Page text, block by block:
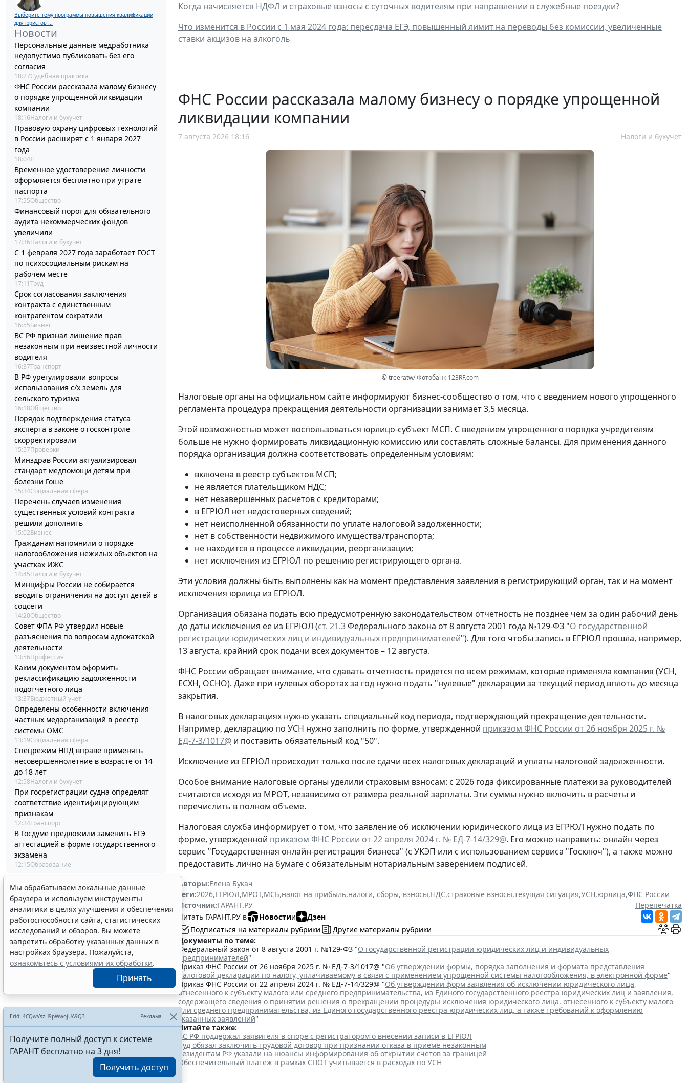
Выберите тему программы повышения квалификации
для юристов ...
Новости
Персональные данные медработника
недопустимо публиковать без его
согласия
18:27Судебная практика
ФНС России рассказала малому бизнесу
о порядке упрощенной ликвидации
компании
18:16Налоги и бухучет
Правовую охрану цифровых технологий
в России расширят с 1 января 2027
года
18:04IT
Временное удостоверение личности
оформляется бесплатно при утрате
паспорта
17:55Общество
Финансовый порог для обязательного
аудита некоммерческих фондов
увеличили
17:36Налоги и бухучет
С 1 февраля 2027 года заработает ГОСТ
по психосоциальным рискам на
рабочем месте
17:11Труд
Срок согласования заключения
контракта с единственным
контрагентом сократили
16:55Бизнес
ВС РФ признал лишение прав
незаконным при неизвестной личности
водителя
16:37Транспорт
В РФ урегулировали вопросы
использования с/х земель для
сельского туризма
16:18Общество
Порядок подтверждения статуса
эксперта в законе о госконтроле
скорректировали
15:57Проверки
Минздрав России актуализировал
стандарт медпомощи детям при
болезни Гоше
15:34Социальная сфера
Перечень случаев изменения
существенных условий контракта
решили дополнить
15:02Бизнес
Гражданам напомнили о порядке
налогообложения нежилых объектов на
участках ИЖС
14:45Налоги и бухучет
Минцифры России не собирается
вводить ограничения на доступ детей в
соцсети
14:20Общество
Совет ФПА РФ утвердил новые
разъяснения по вопросам адвокатской
деятельности
13:56Профессия
Каким документом оформить
реклассификацию задолженности
подотчетного лица
13:37Бюджетный учет
Определены особенности включения
частных медорганизаций в реестр
системы ОМС
13:19Социальная сфера
Спецрежим НПД вправе применять
несовершеннолетние в возрасте от 14
до 18 лет
12:58Налоги и бухучет
При госрегистрации судна определят
соответствие идентифицирующим
признакам
12:34Транспорт
В Госдуме предложили заменить ЕГЭ
аттестацией в форме государственного
экзамена
12:15Образование
Когда начисляется НДФЛ и страховые взносы с суточных водителям при направлении в служебные поездки?
Что изменится в России с 1 мая 2024 года: пересдача ЕГЭ, повышенный лимит на переводы без комиссии, увеличенные
ставки акцизов на алкоголь
ФНС России рассказала малому бизнесу о порядке упрощенной
ликвидации компании
7 августа 2026 18:16 Налоги и бухучет
© treeratw/ Фотобанк 123RF.com
Налоговые органы на официальном сайте информируют бизнес-сообщество о том, что с введением нового упрощенного
регламента процедура прекращения деятельности организации занимает 3,5 месяца.
Этой возможностью может воспользоваться юрлицо-субъект МСП. С введением упрощенного порядка учредителям
больше не нужно формировать ликвидационную комиссию или составлять сложные балансы. Для применения данного
порядка организация должна соответствовать определенным условиям:
включена в реестр субъектов МСП;
не является плательщиком НДС;
нет незавершенных расчетов с кредиторами;
в ЕГРЮЛ нет недостоверных сведений;
нет неисполненной обязанности по уплате налоговой задолженности;
нет в собственности недвижимого имущества/транспорта;
не находится в процессе ликвидации, реорганизации;
нет исключения из ЕГРЮЛ по решению регистрирующего органа.
Эти условия должны быть выполнены как на момент представления заявления в регистрирующий орган, так и на момент
исключения юрлица из ЕГРЮЛ.
Организация обязана подать всю предусмотренную законодательством отчетность не позднее чем за один рабочий день
до даты исключения ее из ЕГРЮЛ (ст. 21.3Федерального закона от 8 августа 2001 года №129-ФЗ "О государственной
регистрации юридических лиц и индивидуальных предпринимателей"). Для того чтобы запись в ЕГРЮЛ прошла, например,
13 августа, крайний срок подачи всех документов – 12 августа.
ФНС России обращает внимание, что сдавать отчетность придется по всем режимам, которые применяла компания (УСН,
ЕСХН, ОСНО). Даже при нулевых оборотах за год нужно подать "нулевые" декларации за текущий период вплоть до месяца
закрытия.
В налоговых декларациях нужно указать специальный код периода, подтверждающий прекращение деятельности.
Например, декларацию по УСН нужно заполнить по форме, утвержденной приказом ФНС России от 26 ноября 2025 г. №
ЕД-7-3/1017@ и поставить обязательный код "50".
Исключение из ЕГРЮЛ происходит только после сдачи всех налоговых деклараций и уплаты налоговой задолженности.
Особое внимание налоговые органы уделили страховым взносам: с 2026 года фиксированные платежи за руководителей
считаются исходя из МРОТ, независимо от размера реальной зарплаты. Эти суммы нужно включить в расчеты и
перечислить в полном объеме.
Налоговая служба информирует о том, что заявление об исключении юридического лица из ЕГРЮЛ нужно подать по
форме, утвержденной приказом ФНС России от 22 апреля 2024 г. № ЕД-7-14/329@. Его можно направить: онлайн через
сервис "Государственная онлайн-регистрация бизнеса" (с УКЭП или с использованием сервиса "Госключ"), а также можно
предоставить лично на бумаге с обязательным нотариальным заверением подписей.
Авторы:Елена Букач
Теги:2026,ЕГРЮЛ,МРОТ,МСБ,налог на прибыль,налоги, сборы, взносы,НДС,страховые взносы,текущая ситуация,УСН,юрлица,ФНС России
Источник:ГАРАНТ.РУ
Перепечатка
Читать ГАРАНТ.РУ в
Новостии
Дзен
Подписаться на материалы рубрики
Другие материалы рубрики
Документы по теме:
Федеральный закон от 8 августа 2001 г. №129-ФЗ "О государственной регистрации юридических лиц и индивидуальных
предпринимателей"
Приказ ФНС России от 26 ноября 2025 г. № ЕД-7-3/1017@ "Об утверждении формы, порядка заполнения и формата представления
налоговой декларации по налогу, уплачиваемому в связи с применением упрощенной системы налогообложения, в электронной форме"
Приказ ФНС России от 22 апреля 2024 г. № ЕД-7-14/329@ "Об утверждении форм заявления об исключении юридического лица,
отнесенного к субъекту малого или среднего предпринимательства, из Единого государственного реестра юридических лиц и заявления,
содержащего сведения о принятии решения о прекращении процедуры исключения юридического лица, отнесенного к субъекту малого
или среднего предпринимательства, из Единого государственного реестра юридических лиц, а также требований к оформлению
указанных заявлений"
Читайте также:
ВС РФ поддержал заявителя в споре с регистратором о внесении записи в ЕГРЮЛ
Суд обязал заключить трудовой договор при признании отказа в приеме незаконным
Резидентам РФ указали на нюансы информирования об открытии счетов за границей
Обеспечительный платеж в рамках СПОТ учитывается в расходах по УСН
Мы обрабатываем локальные данные
браузера и используем инструменты
аналитики в целях улучшения и обеспечения
работоспособности сайта, статистических
исследований и обзоров. Вы можете
запретить обработку указанных данных в
настройках браузера. Пожалуйста,
ознакомьтесь с условиями их обработки.
Принять
Erid: 4CQwVszH9pWwojUA9Q3 Реклама
Получите полный доступ к системе
ГАРАНТ бесплатно на 3 дня!
Получить доступ